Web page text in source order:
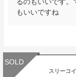
もいいですね
SOLD
スリーコ